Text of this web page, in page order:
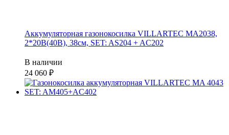
Аккумуляторная газонокосилка VILLARTEC MA2038,
2*20В(40В), 38см, SET: AS204 + AC202
В наличии
24 060